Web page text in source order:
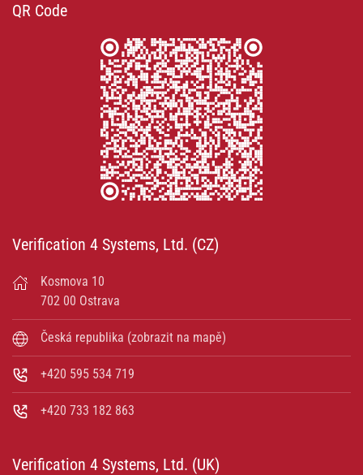
QR Code
Verification 4 Systems, Ltd. (CZ)
Kosmova 10
702 00 Ostrava
Česká republika (zobrazit na mapě)
+420 595 534 719
+420 733 182 863
Verification 4 Systems, Ltd. (UK)